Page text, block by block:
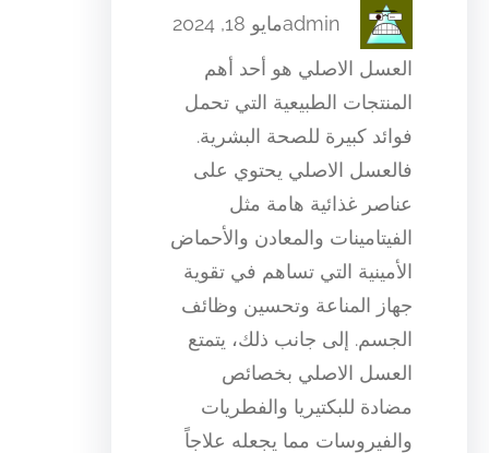
adminمايو 18, 2024
العسل الاصلي هو أحد أهم
المنتجات الطبيعية التي تحمل
فوائد كبيرة للصحة البشرية.
فالعسل الاصلي يحتوي على
عناصر غذائية هامة مثل
الفيتامينات والمعادن والأحماض
الأمينية التي تساهم في تقوية
جهاز المناعة وتحسين وظائف
الجسم. إلى جانب ذلك، يتمتع
العسل الاصلي بخصائص
مضادة للبكتيريا والفطريات
والفيروسات مما يجعله علاجاً